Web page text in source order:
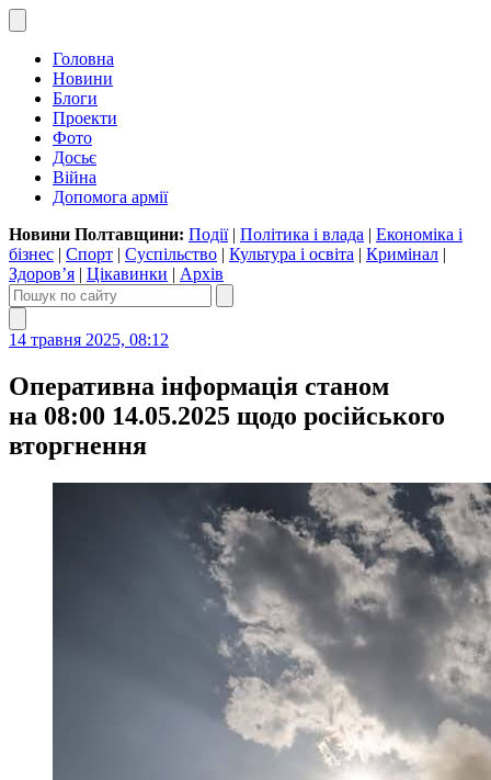
Головна
Новини
Блоги
Проекти
Фото
Досьє
Війна
Допомога армії
Новини Полтавщини: Події| Політика і влада | Економіка і
бізнес | Спорт | Суспільство | Культура і освіта | Кримінал |
Здоров’я | Цікавинки | Архів
14 травня 2025, 08:12
Оперативна інформація станом
на 08:00 14.05.2025 щодо російського
вторгнення